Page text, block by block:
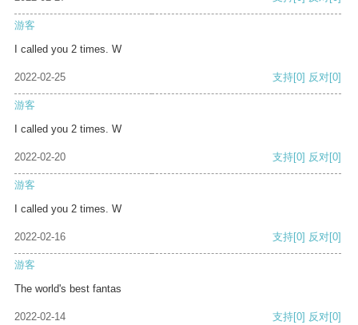
游客
I called you 2 times. W
2022-02-25 支持[0] 反对[0]
游客
I called you 2 times. W
2022-02-20 支持[0] 反对[0]
游客
I called you 2 times. W
2022-02-16 支持[0] 反对[0]
游客
The world's best fantas
2022-02-14 支持[0] 反对[0]